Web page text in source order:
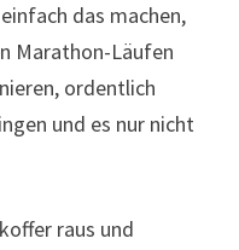
das machen,
Marathon-Läufen
ordentlich
und es nur nicht
raus und